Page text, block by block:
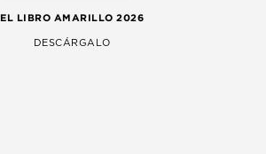
EL LIBRO AMARILLO 2026
DESCÁRGALO